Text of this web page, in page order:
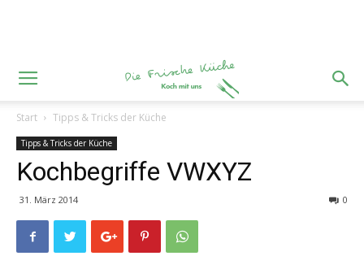
Start Tipps & Tricks der Küche
Tipps & Tricks der Küche
Kochbegriffe VWXYZ
31. März 2014 0